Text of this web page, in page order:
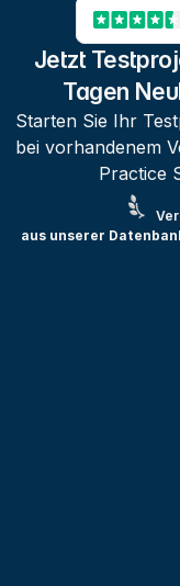
Jetzt
Tagen
Starten Sie Ihr
bei vorhandenem
Practice
aus unserer